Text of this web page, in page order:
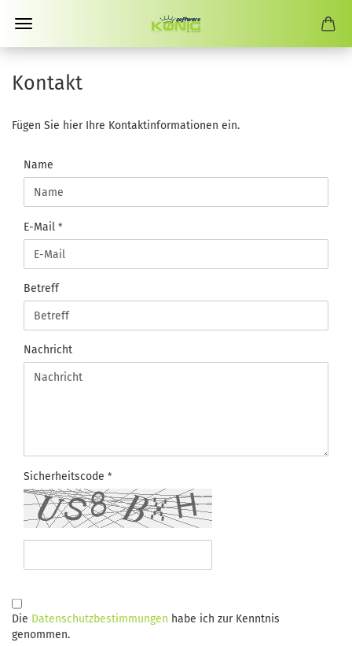
Kontakt
Fügen Sie hier Ihre Kontaktinformationen ein.
KONTAKT
Name
E-Mail
Betreff
Nachricht
Sicherheitscode
DATENSCHUTZBESTIMMUNGEN
Die Datenschutzbestimmungen habe ich zur Kenntnis
genommen.